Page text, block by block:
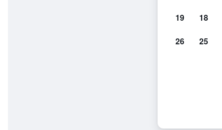
18
19
25
26